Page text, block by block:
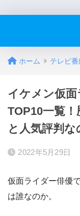
ホーム テレビ番
イケメン仮
TOP10一覧
と人気評判な
2022年5月29日
仮面ライダー俳優
は誰なのか。